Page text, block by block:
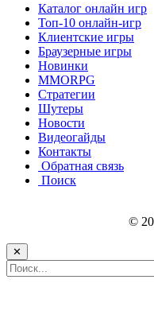
Каталог онлайн игр
Топ-10 онлайн-игр
Клиентские игры
Браузерные игры
Новинки
MMORPG
Стратегии
Шутеры
Новости
Видеогайды
Контакты
Обратная связь
Поиск
©
✕